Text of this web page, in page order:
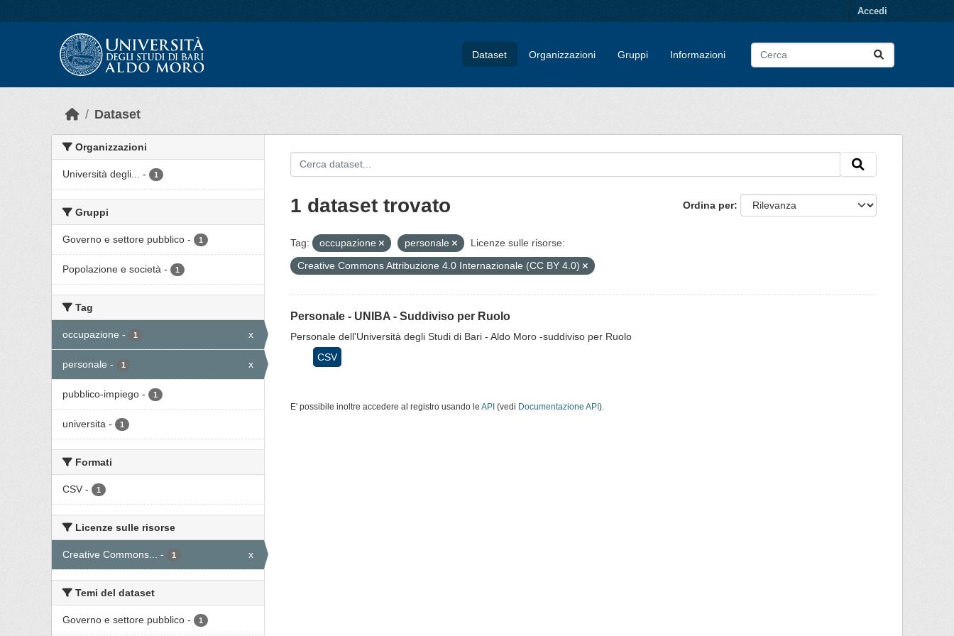
Accedi
Dataset Organizzazioni Gruppi Informazioni
Dataset
Organizzazioni
Università degli... - 1
Gruppi
Governo e settore pubblico - 1
Popolazione e società - 1
Tag
occupazione - 1 x
personale - 1 x
pubblico-impiego - 1
universita - 1
Formati
CSV - 1
Licenze sulle risorse
Creative Commons... - 1 x
Temi del dataset
Governo e settore pubblico - 1
Ordina per
1 dataset trovato
Tag: occupazione personale
Licenze sulle risorse:
Creative Commons Attribuzione 4.0 Internazionale (CC BY 4.0)
Personale - UNIBA - Suddiviso per Ruolo
Personale dell'Università degli Studi di Bari - Aldo Moro -suddiviso per Ruolo
CSV
E' possibile inoltre accedere al registro usando le API (vedi Documentazione API ).